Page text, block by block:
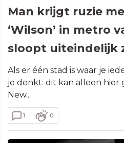
Man krijgt ruzie
‘Wilson’ in metro
sloopt uiteindelijk
Als er één stad is waar je
je denkt: dit kan alleen hier
New...
1 0